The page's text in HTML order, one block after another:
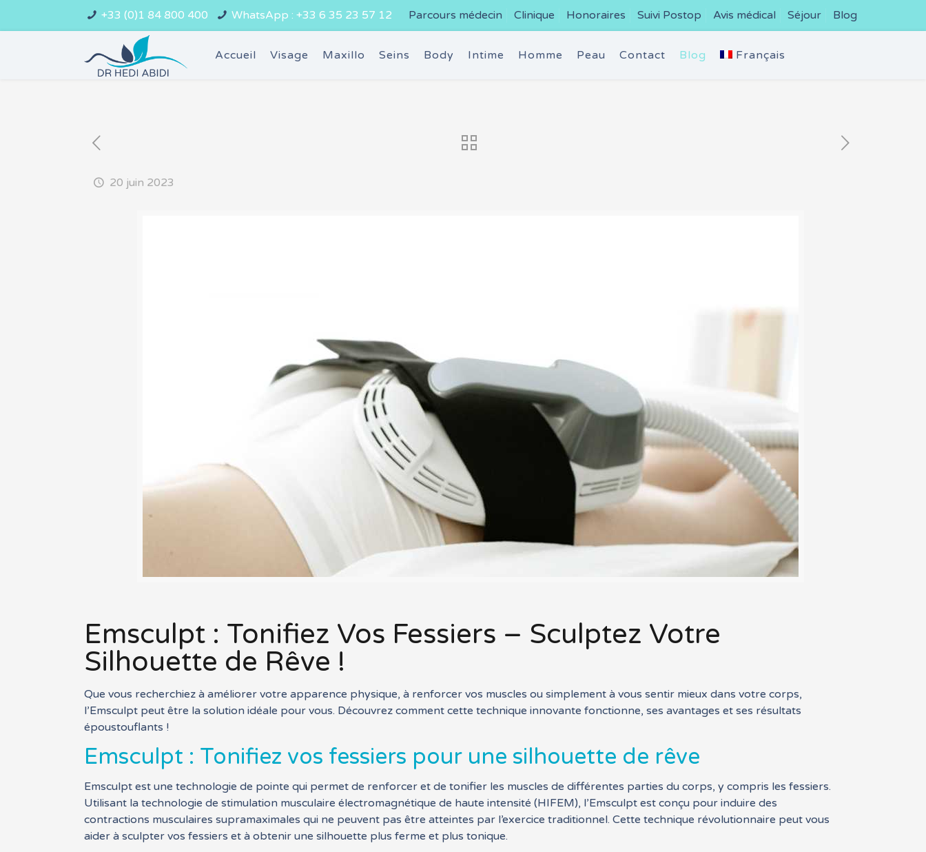
+33 (0)1 84 800 400 WhatsApp : +33 6 35 23 57 12 Parcours médecin Clinique Honoraires Suivi Postop Avis médical Séjour Blog
Accueil Visage Maxillo Seins Body Intime Homme Peau Contact Blog Français
20 juin 2023
Emsculpt : Tonifiez Vos Fessiers – Sculptez Votre
Silhouette de Rêve !
Que vous recherchiez à améliorer votre apparence physique, à renforcer vos muscles ou simplement à vous sentir mieux dans votre corps,
l’Emsculpt peut être la solution idéale pour vous. Découvrez comment cette technique innovante fonctionne, ses avantages et ses résultats
époustouflants !
Emsculpt : Tonifiez vos fessiers pour une silhouette de rêve
Emsculpt est une technologie de pointe qui permet de renforcer et de tonifier les muscles de différentes parties du corps, y compris les fessiers.
Utilisant la technologie de stimulation musculaire électromagnétique de haute intensité (HIFEM), l’Emsculpt est conçu pour induire des
contractions musculaires supramaximales qui ne peuvent pas être atteintes par l’exercice traditionnel. Cette technique révolutionnaire peut vous
aider à sculpter vos fessiers et à obtenir une silhouette plus ferme et plus tonique.